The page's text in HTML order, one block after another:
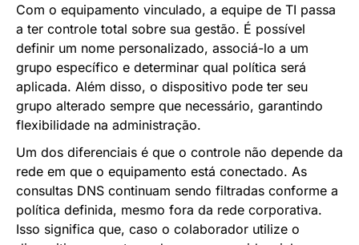
Com o equipamento vinculado, a equipe de TI passa
a ter controle total sobre sua gestão. É possível
definir um nome personalizado, associá-lo a um
grupo específico e determinar qual política será
aplicada. Além disso, o dispositivo pode ter seu
grupo alterado sempre que necessário, garantindo
flexibilidade na administração.
Um dos diferenciais é que o controle não depende da
rede em que o equipamento está conectado. As
consultas DNS continuam sendo filtradas conforme a
política definida, mesmo fora da rede corporativa.
Isso significa que, caso o colaborador utilize o